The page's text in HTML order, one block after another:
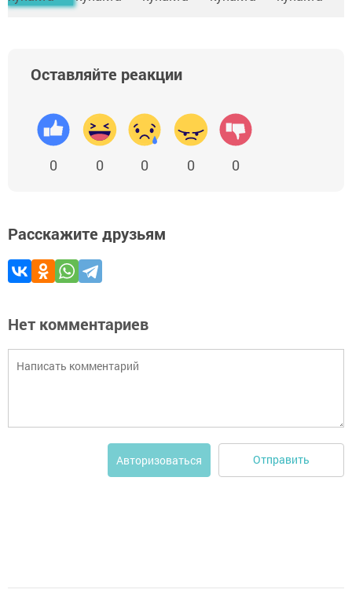
Оставляйте реакции
0 0 0 0 0
Расскажите друзьям
Нет комментариев
Авторизоваться Отправить